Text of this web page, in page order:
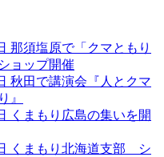
那須塩原で「クマともり
ョップ開催
秋田で講演会『人とクマ
』
くまもり広島の集いを開
くまもり北海道支部 シ